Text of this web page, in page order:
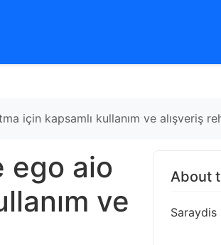
için kapsamlı kullanım ve alışveriş
ego aio
ve
About
Saraydis